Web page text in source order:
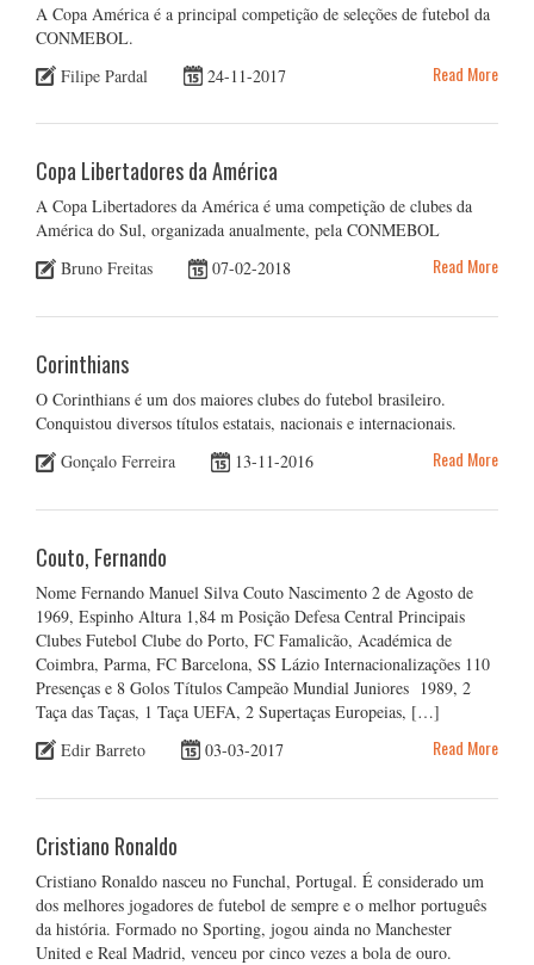
A Copa América é a principal competição de seleções de futebol da
CONMEBOL.
Filipe Pardal
24-11-2017 Read More
Copa Libertadores da América
A Copa Libertadores da América é uma competição de clubes da
América do Sul, organizada anualmente, pela CONMEBOL
Bruno Freitas
07-02-2018 Read More
Corinthians
O Corinthians é um dos maiores clubes do futebol brasileiro.
Conquistou diversos títulos estatais, nacionais e internacionais.
Gonçalo Ferreira
13-11-2016 Read More
Couto, Fernando
Nome Fernando Manuel Silva Couto Nascimento 2 de Agosto de
1969, Espinho Altura 1,84 m Posição Defesa Central Principais
Clubes Futebol Clube do Porto, FC Famalicão, Académica de
Coimbra, Parma, FC Barcelona, SS Lázio Internacionalizações 110
Presenças e 8 Golos Títulos Campeão Mundial Juniores 1989, 2
Taça das Taças, 1 Taça UEFA, 2 Supertaças Europeias, […]
Edir Barreto
03-03-2017 Read More
Cristiano Ronaldo
Cristiano Ronaldo nasceu no Funchal, Portugal. É considerado um
dos melhores jogadores de futebol de sempre e o melhor português
da história. Formado no Sporting, jogou ainda no Manchester
United e Real Madrid, venceu por cinco vezes a bola de ouro.